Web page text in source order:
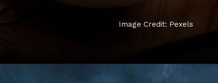
Image Credit: Pexels